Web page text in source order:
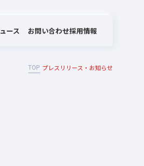
のあゆみ
ース お問い合わせ採用情報
TOP プレスリリース・お知らせ